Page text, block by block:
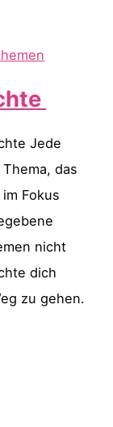
Jede
das
Fokus
nicht
dich
zu gehen.